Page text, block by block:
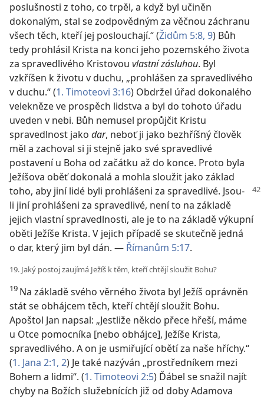
poslušnosti z toho, co trpěl, a když byl učiněn
dokonalým, stal se zodpovědným za věčnou záchranu
všech těch, kteří jej poslouchají.“ (Židům 5:8, 9) Bůh
tedy prohlásil Krista na konci jeho pozemského života
za spravedlivého Kristovou vlastní zásluhou. Byl
vzkříšen k životu v duchu, „prohlášen za spravedlivého
v duchu.“ (1. Timoteovi 3:16) Obdržel úřad dokonalého
velekněze ve prospěch lidstva a byl do tohoto úřadu
uveden v nebi. Bůh nemusel propůjčit Kristu
spravedlnost jako dar, neboť ji jako bezhříšný člověk
měl a zachoval si ji stejně jako své spravedlivé
postavení u Boha od začátku až do konce. Proto byla
Ježíšova oběť dokonalá a mohla sloužit jako základ
toho, aby jiní lidé byli prohlášeni za spravedlivé. Jsou-
li jiní prohlášeni za spravedlivé, není to na základě
jejich vlastní spravedlnosti, ale je to na základě výkupní
oběti Ježíše Krista. V jejich případě se skutečně jedná
o dar, který jim byl dán. — Římanům 5:17.
19. Jaký postoj zaujímá Ježíš k těm, kteří chtějí sloužit Bohu?
19 Na základě svého věrného života byl Ježíš oprávněn
stát se obhájcem těch, kteří chtějí sloužit Bohu.
Apoštol Jan napsal: „Jestliže někdo přece hřeší, máme
u Otce pomocníka [nebo obhájce], Ježíše Krista,
spravedlivého. A on je usmiřující obětí za naše hříchy.“
(1. Jana 2:1, 2) Je také nazýván „prostředníkem mezi
Bohem a lidmi“. (1. Timoteovi 2:5) Ďábel se snažil najít
chyby na Božích služebnících již od doby Adamova